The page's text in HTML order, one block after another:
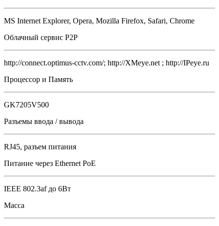
MS Internet Explorer, Opera, Mozilla Firefox, Safari, Chrome
Облачный сервис P2P
http://connect.optimus-cctv.com/; http://XMeye.net ; http://IPeye.ru
Процессор и Память
GK7205V500
Разъемы ввода / вывода
RJ45, разъем питания
Питание через Ethernet PoE
IEEE 802.3af до 6Вт
Масса